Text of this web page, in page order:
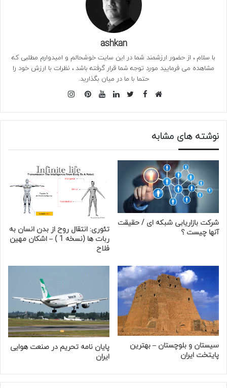
ashkan
با سلام ، از حضور ارزشمند شما در این سایت خوشحالم و امیدوارم مطلبی که
مشاهده می فرمایید مورد توجه شما قرار گرفته باشد ، نظرات با ارزش خود را
حتما با ما در میان بگذارید.
فیس
نوشته های مشابه
شرکت بازاریابی شبکه ای / حقیقت
آنها چیست ؟
تئوری: انتقال روح از بدن انسان به
ربات ها (نسخه 1 ) – اشکان مهین
فلاح
سیستان و بلوچستان – بهترین
پایتخت ایران
پایان نامه تحریم در صنعت هوایی
ایران